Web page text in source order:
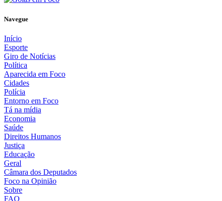
Navegue
Início
Esporte
Giro de Notícias
Política
Aparecida em Foco
Cidades
Polícia
Entorno em Foco
Tá na mídia
Economia
Saúde
Direitos Humanos
Justiça
Educação
Geral
Câmara dos Deputados
Foco na Opinião
Sobre
FAQ